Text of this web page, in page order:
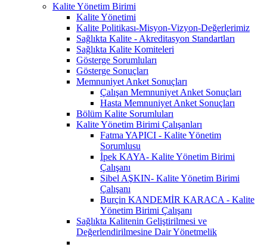
Kalite Yönetim Birimi
Kalite Yönetimi
Kalite Politikası-Misyon-Vizyon-Değerlerimiz
Sağlıkta Kalite - Akreditasyon Standartları
Sağlıkta Kalite Komiteleri
Gösterge Sorumluları
Gösterge Sonuçları
Memnuniyet Anket Sonuçları
Çalışan Memnuniyet Anket Sonuçları
Hasta Memnuniyet Anket Sonuçları
Bölüm Kalite Sorumluları
Kalite Yönetim Birimi Çalışanları
Fatma YAPICI - Kalite Yönetim
Sorumlusu
İpek KAYA- Kalite Yönetim Birimi
Çalışanı
Sibel AŞKIN- Kalite Yönetim Birimi
Çalışanı
Burçin KANDEMİR KARACA - Kalite
Yönetim Birimi Çalışanı
Sağlıkta Kalitenin Geliştirilmesi ve
Değerlendirilmesine Dair Yönetmelik